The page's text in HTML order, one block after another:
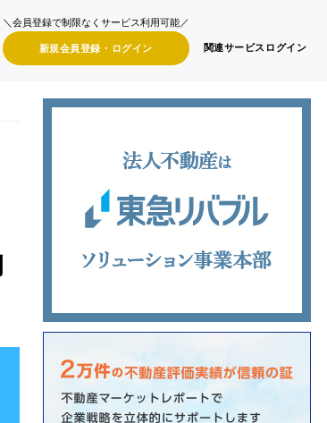
＼会員登録で制限なくサービス利用可能／
新規会員登録・ ログイン 関連サービス ログイン